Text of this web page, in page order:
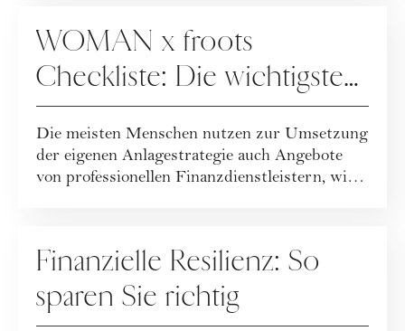
WOMAN x froots
Checkliste: Die wichtigsten
Fragen an Ihren
Finanzpartner
Die meisten Menschen nutzen zur Umsetzung
der eigenen Anlagestrategie auch Angebote
von professionellen Finanzdienstleistern, wie
Finanzielle Resilienz: So
sparen Sie richtig